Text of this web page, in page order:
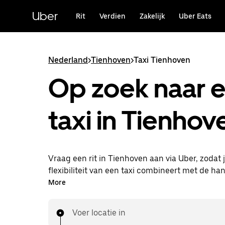
hoofdinhoudUber Rit Verdien Zakelijk Uber Eats
Nederland>Tienhoven>Taxi Tienhoven
Op zoek naar
taxi in
Vraag een rit in Tienhoven aan via Uber, zodat
flexibiliteit van een taxi combineert met de
functies in de app. Je kunt on-demand een
voordelige prijsopgave vooraf. Je rit is binnen
More
Voer locatie in